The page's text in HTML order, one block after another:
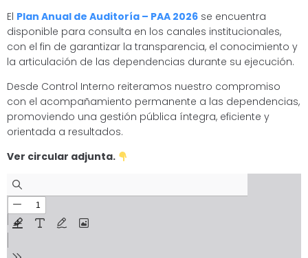
El Plan Anual de Auditoría – PAA 2026 se encuentra
disponible para consulta en los canales institucionales,
con el fin de garantizar la transparencia, el conocimiento y
la articulación de las dependencias durante su ejecución.
Desde Control Interno reiteramos nuestro compromiso
con el acompañamiento permanente a las dependencias,
promoviendo una gestión pública íntegra, eficiente y
orientada a resultados.
Ver circular adjunta.